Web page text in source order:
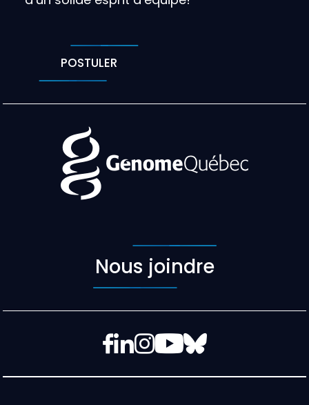
POSTULER
Facebook
LinkedIn
Instagram
YouTube
Bluesky
Nous joindre